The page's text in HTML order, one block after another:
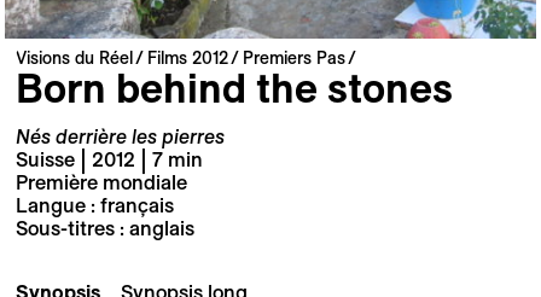
Visions du Réel Films 2012 Premiers Pas
Born behind the stones
Nés derrière les pierres
Suisse | 2012 | 7 min
Première mondiale
Langue : français
Sous-titres : anglais
Synopsis Synopsis long